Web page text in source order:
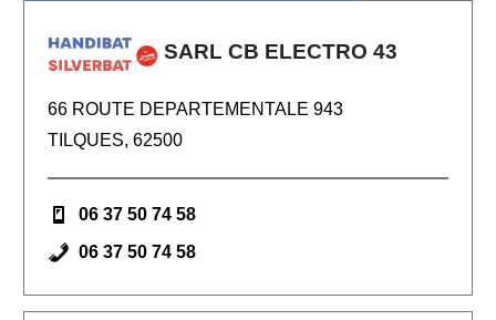
SARL CB ELECTRO 43
66 ROUTE DEPARTEMENTALE 943
TILQUES, 62500
06 37 50 74 58
06 37 50 74 58